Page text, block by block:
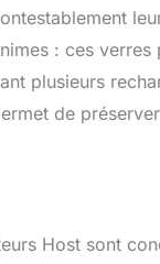
: ces
plusieurs
de
Host sont